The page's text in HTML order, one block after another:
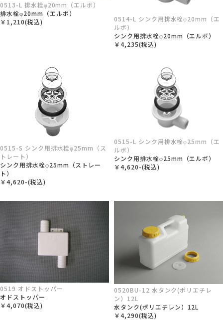
0513-L 排水栓φ20mm（エルボ）
排水栓φ20mm（エルボ）
￥1,210(税込)
0514-L シンク用排水栓φ20mm（エ
ルボ）
シンク用排水栓φ20mm（エルボ）
￥4,235(税込)
0515-S シンク用排水栓φ25mm（ス
トレート）
シンク用排水栓φ25mm（ストレー
ト）
￥4,620-(税込)
0515-L シンク用排水栓φ25mm（エ
ルボ）
シンク用排水栓φ25mm（エルボ）
￥4,620-(税込)
0519 オドストッパー
オドストッパー
￥4,070(税込)
0520BU-12 水タンク(ポリエチレ
ン）12L
水タンク(ポリエチレン）12L
￥4,290(税込)